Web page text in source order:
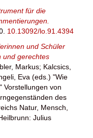
für die
10.13092/lo.91.4394
und Schüler
und gerechtes
Markus; Kalcsics,
Eva (eds.) "Wie
Vorstellungen von
des
Natur, Mensch,
Julius